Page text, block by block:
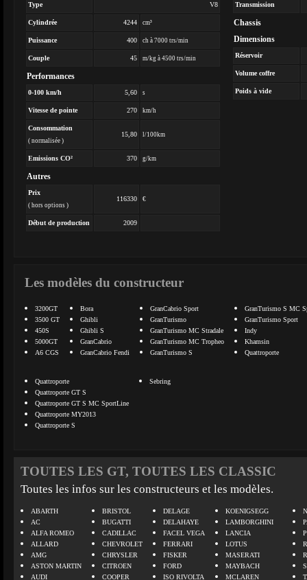
Type V8
Cylindrée 4244 cm³
Puissance 400 ch à 7000 trs/min
Couple 45 m/kg à 4500 trs/min
Performances
0-100 km/h 5,60 s
Vitesse de pointe 270 km/h
Consommation
( normalisée )
15,80 l/100km
Emissions CO² 370 g/km
Autres
Prix
( hors options )
116330 €
Début de production 2009
Transmission
Chassis
Dimensions
Réservoir
Volume coffre
Poids à vide
Les modèles du constructeur
3200GT
3500 GT
450S
5000GT
A6 CGS
Bora
Ghibli
Ghibli S
GranCabrio
GranCabrio Fendi
GranCabrio Sport
GranTurismo
GranTurismo MC Stradale
GranTurismo MC Tropheo
GranTurismo S
GranTurismo S MC
GranTurismo Sport
Indy
Khamsin
Quattroporte
Quattroporte
Quattroporte GT S
Quattroporte GT S MC SportLine
Quattroporte MY2013
Quattroporte S
Sebring
TOUTES LES GT, TOUTES LES CLASSIC
Toutes les infos sur les constructeurs et les modèles.
ABARTH
AC
ALFA ROMEO
ALLARD
AMG
ASTON MARTIN
AUDI
BRISTOL
BUGATTI
CADILLAC
CHEVROLET
CHRYSLER
CITROEN
COOPER
DELAGE
DELAHAYE
FACEL VEGA
FERRARI
FISKER
FORD
ISO RIVOLTA
KOENIGSEGG
LAMBORGHINI
LANCIA
LOTUS
MASERATI
MAYBACH
MCLAREN